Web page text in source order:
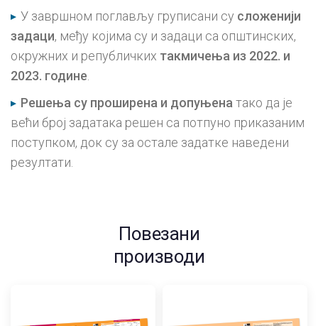
У завршном поглављу груписани су сложенији
задаци, међу којима су и задаци са општинских,
окружних и републичких такмичења из 2022. и
2023. године.
Решења су проширена и допуњенатако да је
већи број задатака решен са потпуно приказаним
поступком, док су за остале задатке наведени
резултати.
Повезани
производи